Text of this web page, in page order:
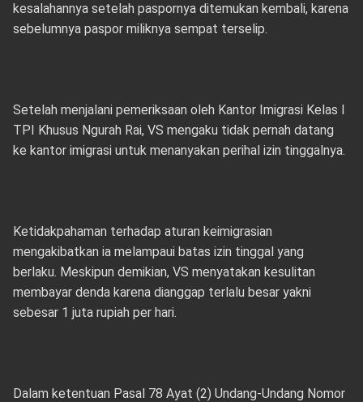
kesalahannya setelah paspornya ditemukan kembali, karena
sebelumnya paspor miliknya sempat terselip.
Setelah menjalani pemeriksaan oleh Kantor Imigrasi Kelas I
TPI Khusus Ngurah Rai, VS mengaku tidak pernah datang
ke kantor imigrasi untuk menanyakan perihal izin tinggalnya.
Ketidakpahaman terhadap aturan keimigrasian
mengakibatkan ia melampaui batas izin tinggal yang
berlaku. Meskipun demikian, VS menyatakan kesulitan
membayar denda karena dianggap terlalu besar yakni
sebesar 1 juta rupiah per hari.
Dalam ketentuan Pasal 78 Ayat (2) Undang-Undang Nomor